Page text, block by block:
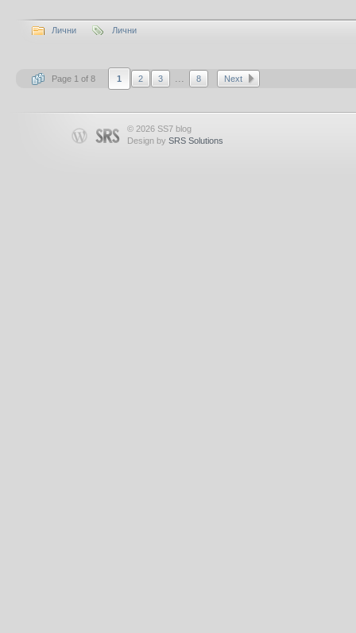
Лични Лични
Page 1 of 8 1 2 3 ... 8 Next
© 2026 SS7 blog
Design by SRS Solutions